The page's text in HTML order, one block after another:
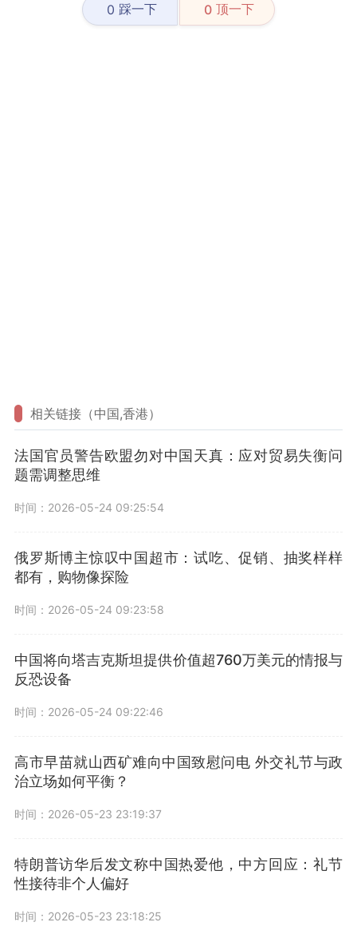
0 踩一下 0 顶一下
相关链接（中国,香港）
法国官员警告欧盟勿对中国天真：应对贸易失衡问
题需调整思维
时间：2026-05-24 09:25:54
俄罗斯博主惊叹中国超市：试吃、促销、抽奖样样
都有，购物像探险
时间：2026-05-24 09:23:58
中国将向塔吉克斯坦提供价值超760万美元的情报与
反恐设备
时间：2026-05-24 09:22:46
高市早苗就山西矿难向中国致慰问电 外交礼节与政
治立场如何平衡？
时间：2026-05-23 23:19:37
特朗普访华后发文称中国热爱他，中方回应：礼节
性接待非个人偏好
时间：2026-05-23 23:18:25